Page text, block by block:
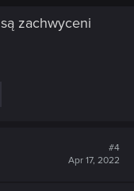
zachwyceni
#4
Apr 17, 2022